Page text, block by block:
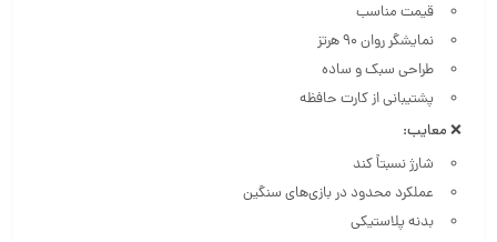
قیمت مناسب
نمایشگر روان 90 هرتز
طراحی سبک و ساده
پشتیبانی از کارت حافظه
❌ معایب:
شارژ نسبتاً کند
عملکرد محدود در بازی‌های سنگین
بدنه پلاستیکی